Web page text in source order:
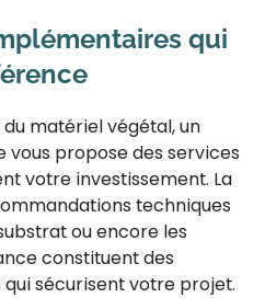
qui
matériel végétal, un
propose des services
votre investissement. La
techniques
ou encore les
constituent des
sécurisent votre projet.